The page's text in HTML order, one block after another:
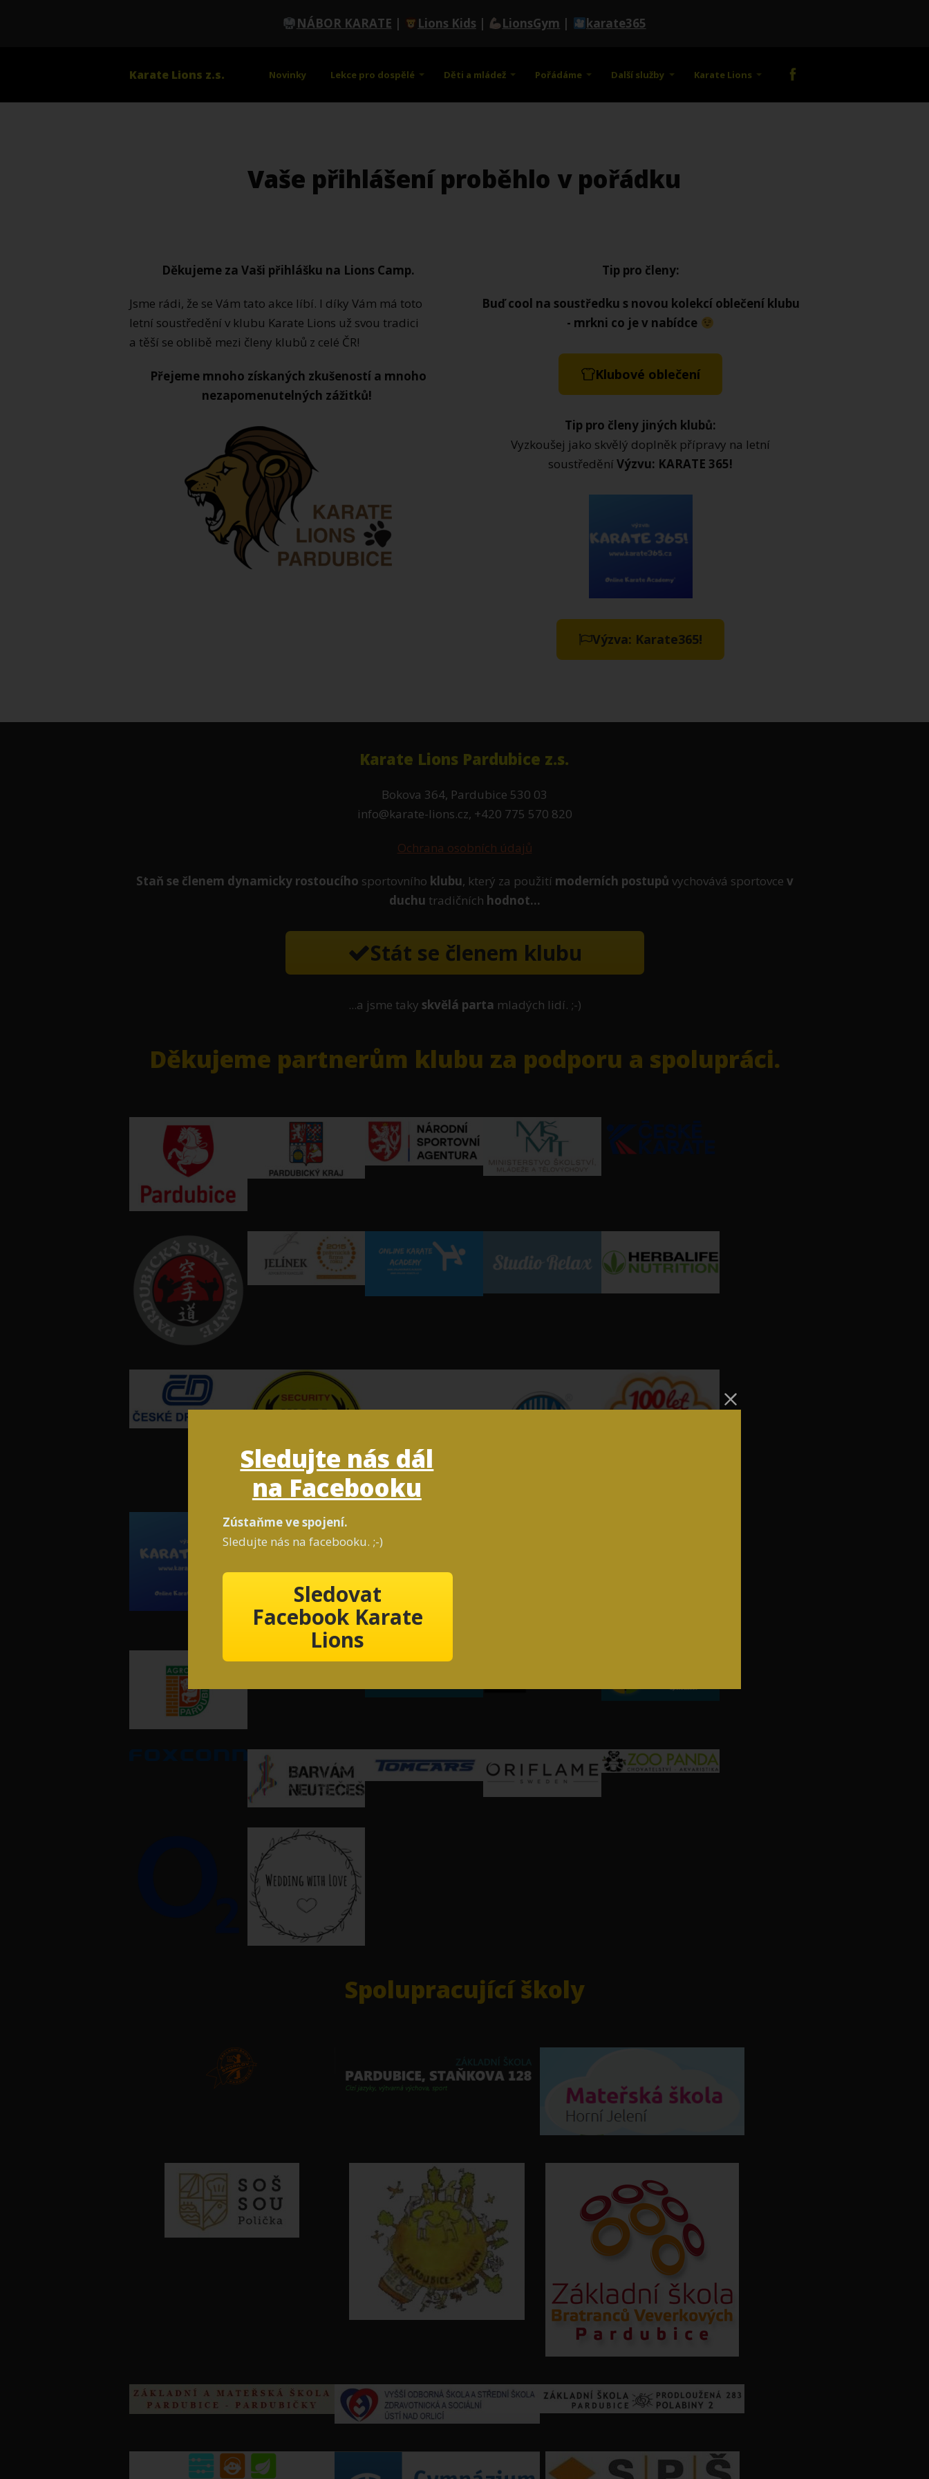
NÁBOR KARATE | Lions Kids | LionsGym | karate365
Karate Lions z.s. Novinky Lekce pro dospělé Děti a mládež Pořádáme Další služby Karate Lions
Vaše přihlášení proběhlo v pořádku
Děkujeme za Vaši přihlášku na Lions Camp.
Jsme rádi, že se Vám tato akce líbí. I díky Vám má toto
letní soustředění v klubu Karate Lions už svou tradici
a těší se oblibě mezi členy klubů z celé ČR!
Přejeme mnoho získaných zkušeností a mnoho
nezapomenutelných zážitků!
Tip pro členy:
Buď cool na soustředku s novou kolekcí oblečení klubu
- mrkni co je v nabídce
Klubové oblečení
Tip pro členy jiných klubů:
Vyzkoušej jako skvělý doplněk přípravy na letní
soustředěníVýzvu: KARATE 365!
Výzva: Karate365!
Karate Lions Pardubice z.s.
Bokova 364, Pardubice 530 03
info@karate-lions.cz, +420 775 570 820
Ochrana osobních údajů
Staň se členem dynamicky rostoucího sportovního klubu, který za použití moderních postupů vychovává sportovce v
duchu tradičních hodnot...
Stát se členem klubu
...a jsme taky skvělá parta mladých lidí. ;-)
Děkujeme partnerům klubu za podporu a spolupráci.
Spolupracující školy
Sledujte nás dál
na Facebooku
Zústaňme ve spojení.
Sledujte nás na facebooku. ;-)
Sledovat
Facebook Karate
Lions